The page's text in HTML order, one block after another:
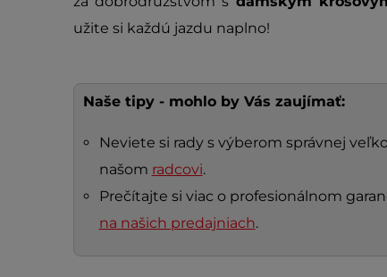
užite si každú jazdu naplno!
Naše tipy - mohlo by Vás zaujímať:
Neviete si rady s výberom správnej
našom radcovi.
Prečítajte si viac o profesionálnom
na našich predajniach.